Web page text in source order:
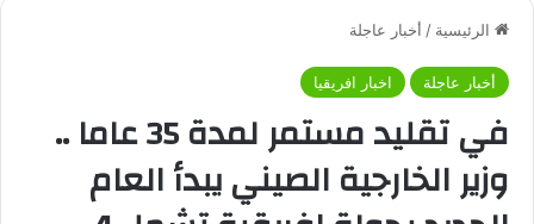
الرئيسية / أخبار عاجلة
أخبار عاجلة اخبار افريقيا
في تقليد مستمر لمدة 35 عاما ..
وزير الخارجية الصيني يبدأ العام